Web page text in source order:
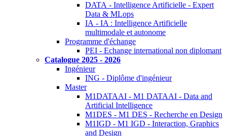
DATA - Intelligence Artificielle - Expert
Data & MLops
IA - IA : Intelligence Artificielle
multimodale et autonome
Programme d'échange
PEI - Echange international non diplomant
Catalogue 2025 - 2026
Ingénieur
ING - Diplôme d'ingénieur
Master
M1DATAAI - M1 DATAAI - Data and
Artificial Intelligence
M1DES - M1 DES - Recherche en Design
M1IGD - M1 IGD - Interaction, Graphics
and Design